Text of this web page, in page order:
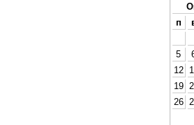
п
5
12
19
26